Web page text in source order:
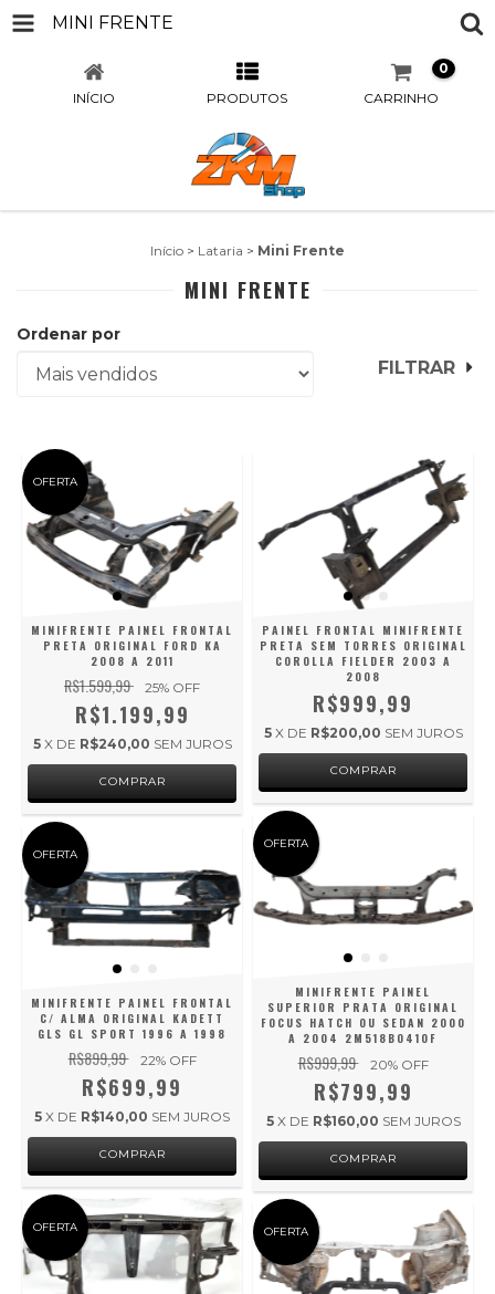
MINI FRENTE
INÍCIO PRODUTOS CARRINHO
0
Início > Lataria > Mini Frente
MINI FRENTE
Ordenar por
FILTRAR
OFERTA
MINIFRENTE PAINEL FRONTAL
PRETA ORIGINAL FORD KA
2008 A 2011
R$1.599,99 25% OFF
R$1.199,99
5 X DE R$240,00 SEM JUROS
PAINEL FRONTAL MINIFRENTE
PRETA SEM TORRES ORIGINAL
COROLLA FIELDER 2003 A
2008
R$999,99
5 X DE R$200,00 SEM JUROS
OFERTA
MINIFRENTE PAINEL FRONTAL
C/ ALMA ORIGINAL KADETT
GLS GL SPORT 1996 A 1998
R$899,99 22% OFF
R$699,99
5 X DE R$140,00 SEM JUROS
OFERTA
MINIFRENTE PAINEL
SUPERIOR PRATA ORIGINAL
FOCUS HATCH OU SEDAN 2000
A 2004 2M518B041OF
R$999,99 20% OFF
R$799,99
5 X DE R$160,00 SEM JUROS
OFERTA OFERTA